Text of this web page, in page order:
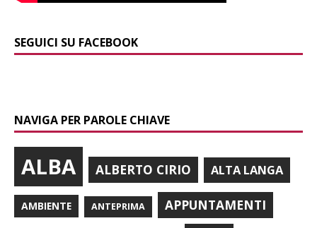
SEGUICI SU FACEBOOK
NAVIGA PER PAROLE CHIAVE
ALBA ALBERTO CIRIO ALTA LANGA
AMBIENTE ANTEPRIMA APPUNTAMENTI